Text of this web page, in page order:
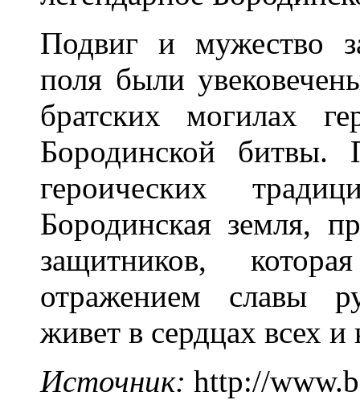
Подвиг и мужество
поля были
братских могилах
Бородинской битвы.
героических
Бородинская земля,
защитников,
отражением славы
живет в сердцах всех и
Источник: http://